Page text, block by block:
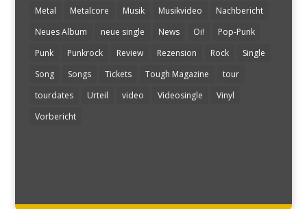
Metal
Metalcore Musik Musikvideo
Nachbericht
Neues Album
neue single News Oi!
Pop-Punk
Punk
Punkrock Review Rezension Rock
Single
Song
Songs Tickets Tough Magazine
tour
tourdates
Urteil video Videosingle
Vinyl
Vorbericht